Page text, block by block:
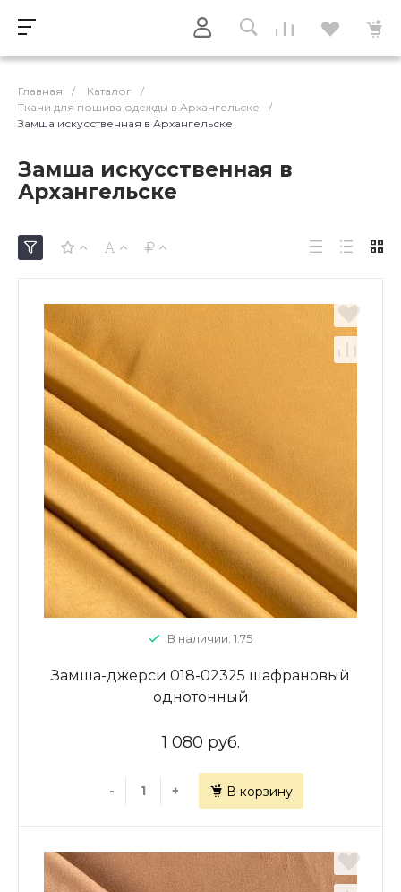
Главная / Каталог
/
Ткани для пошива одежды в Архангельске
/
Замша искусственная в Архангельске
Замша искусственная в
Архангельске
В наличии: 1.75
Замша-джерси 018-02325 шафрановый
однотонный
1 080 руб.
- + В корзину